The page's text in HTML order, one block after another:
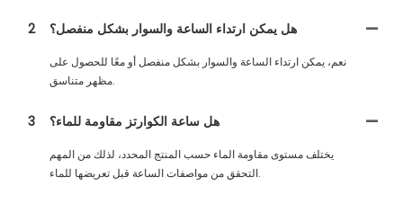
2 هل يمكن ارتداء الساعة والسوار بشكل منفصل؟
نعم، يمكن ارتداء الساعة والسوار بشكل منفصل أو معًا للحصول على
مظهر متناسق.
3 هل ساعة الكوارتز مقاومة للماء؟
يختلف مستوى مقاومة الماء حسب المنتج المحدد، لذلك من المهم
التحقق من مواصفات الساعة قبل تعريضها للماء.